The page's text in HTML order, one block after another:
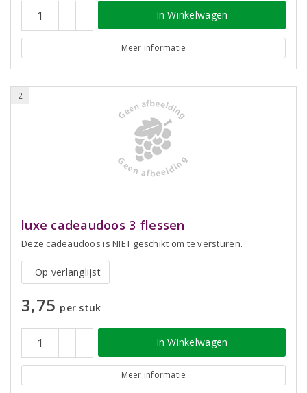
In Winkelwagen
Meer informatie
2
luxe cadeaudoos 3 flessen
Deze cadeaudoos is NIET geschikt om te versturen.
Op verlanglijst
3,75 per stuk
In Winkelwagen
Meer informatie